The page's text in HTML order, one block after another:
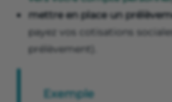
mettre en place un
payez vos cotisations
prélèvement).
Exemple